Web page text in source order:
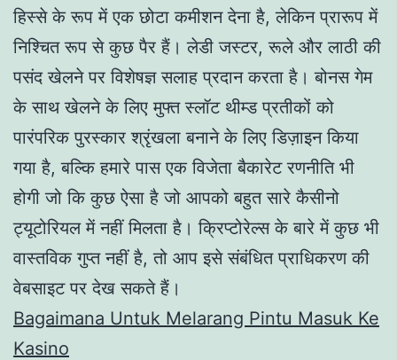
हिस्से के रूप में एक छोटा कमीशन देना है, लेकिन प्रारूप में
निश्चित रूप से कुछ पैर हैं। लेडी जस्टर, रूले और लाठी की
पसंद खेलने पर विशेषज्ञ सलाह प्रदान करता है। बोनस गेम
के साथ खेलने के लिए मुफ्त स्लॉट थीम्ड प्रतीकों को
पारंपरिक पुरस्कार श्रृंखला बनाने के लिए डिज़ाइन किया
गया है, बल्कि हमारे पास एक विजेता बैकारेट रणनीति भी
होगी जो कि कुछ ऐसा है जो आपको बहुत सारे कैसीनो
ट्यूटोरियल में नहीं मिलता है। क्रिप्टोरेल्स के बारे में कुछ भी
वास्तविक गुप्त नहीं है, तो आप इसे संबंधित प्राधिकरण की
वेबसाइट पर देख सकते हैं।
Bagaimana Untuk Melarang Pintu Masuk Ke
Kasino